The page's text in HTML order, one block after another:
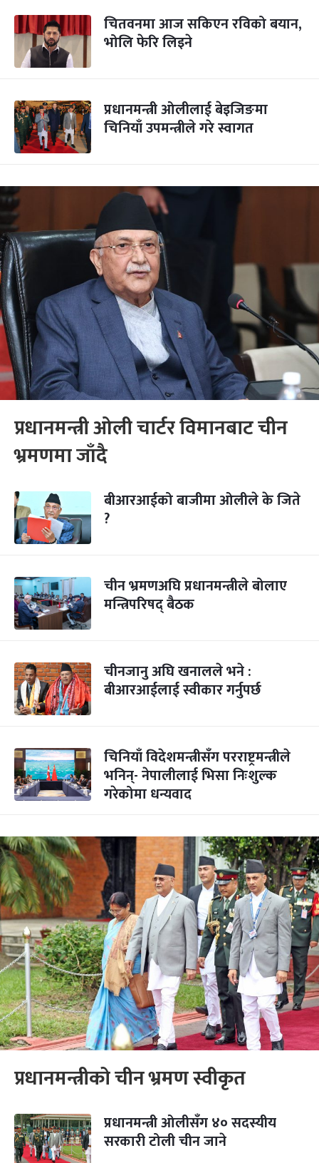
चितवनमा आज सकिएन रविको बयान,
भोलि फेरि लिइने
प्रधानमन्त्री ओलीलाई बेइजिङमा
चिनियाँ उपमन्त्रीले गरे स्वागत
प्रधानमन्त्री ओली चार्टर विमानबाट चीन
भ्रमणमा जाँदै
बीआरआईको बाजीमा ओलीले के जिते
?
चीन भ्रमणअघि प्रधानमन्त्रीले बोलाए
मन्त्रिपरिषद् बैठक
चीनजानु अघि खनालले भने :
बीआरआईलाई स्वीकार गर्नुपर्छ
चिनियाँ विदेशमन्त्रीसँग परराष्ट्रमन्त्रीले
भनिन्- नेपालीलाई भिसा निःशुल्क
गरेकोमा धन्यवाद
प्रधानमन्त्रीको चीन भ्रमण स्वीकृत
प्रधानमन्त्री ओलीसँग ४० सदस्यीय
सरकारी टोली चीन जाने